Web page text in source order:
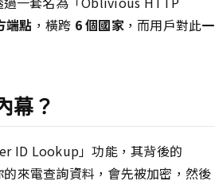
端點 ，橫跨 6 個國家，而用戶對此一
幕？
ID Lookup」功能，其背後的
來電查詢資料，會先被加密，然後